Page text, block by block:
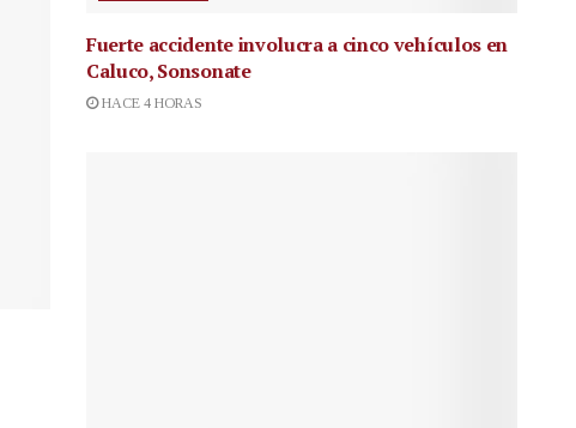
Fuerte accidente involucra a cinco vehículos en
Caluco, Sonsonate
HACE 4 HORAS